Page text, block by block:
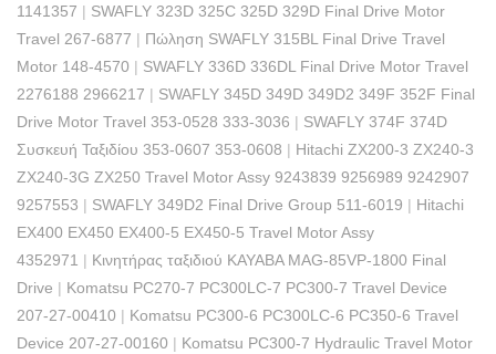
1141357 | SWAFLY 323D 325C 325D 329D Final Drive Motor
Travel 267-6877 | Πώληση SWAFLY 315BL Final Drive Travel
Motor 148-4570 | SWAFLY 336D 336DL Final Drive Motor Travel
2276188 2966217 | SWAFLY 345D 349D 349D2 349F 352F Final
Drive Motor Travel 353-0528 333-3036 | SWAFLY 374F 374D
Συσκευή Ταξιδίου 353-0607 353-0608 | Hitachi ZX200-3 ZX240-3
ZX240-3G ZX250 Travel Motor Assy 9243839 9256989 9242907
9257553 | SWAFLY 349D2 Final Drive Group 511-6019 | Hitachi
EX400 EX450 EX400-5 EX450-5 Travel Motor Assy
4352971 | Κινητήρας ταξιδιού KAYABA MAG-85VP-1800 Final
Drive | Komatsu PC270-7 PC300LC-7 PC300-7 Travel Device
207-27-00410 | Komatsu PC300-6 PC300LC-6 PC350-6 Travel
Device 207-27-00160 | Komatsu PC300-7 Hydraulic Travel Motor